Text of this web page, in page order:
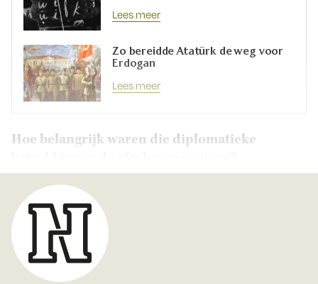
Lees meer
Zo bereidde Atatürk de weg voor
Erdogan
Lees meer
Hoe belangrijk waren die diplomatieke